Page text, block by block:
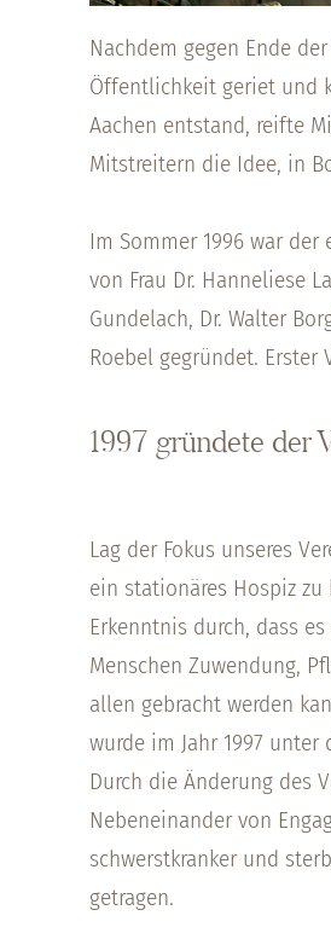
Nachdem gegen Ende
Öffentlichkeit geriet und
Aachen entstand, reifte
Mitstreitern die Idee, in
Im Sommer 1996 war
von Frau Dr. Hanneliese
Gundelach, Dr. Walter
Roebel gegründet. Erster
1997 gründete der
Lag der Fokus unseres
ein stationäres Hospiz
Erkenntnis durch, dass
Menschen Zuwendung,
allen gebracht werden
wurde im Jahr 1997
Durch die Änderung des
Nebeneinander von
schwerstkranker und
getragen.